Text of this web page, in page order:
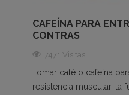
CAFEÍNA PARA
CONTRAS
7471 Visitas
Tomar café o cafeína
resistencia muscular, la